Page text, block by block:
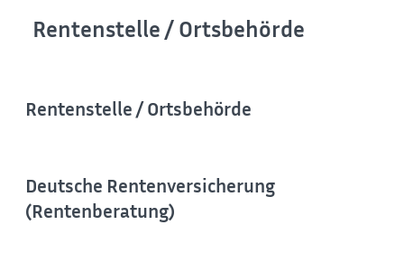
Rentenstelle / Ortsbehörde
Rentenstelle / Ortsbehörde
Deutsche Rentenversicherung
(Rentenberatung)